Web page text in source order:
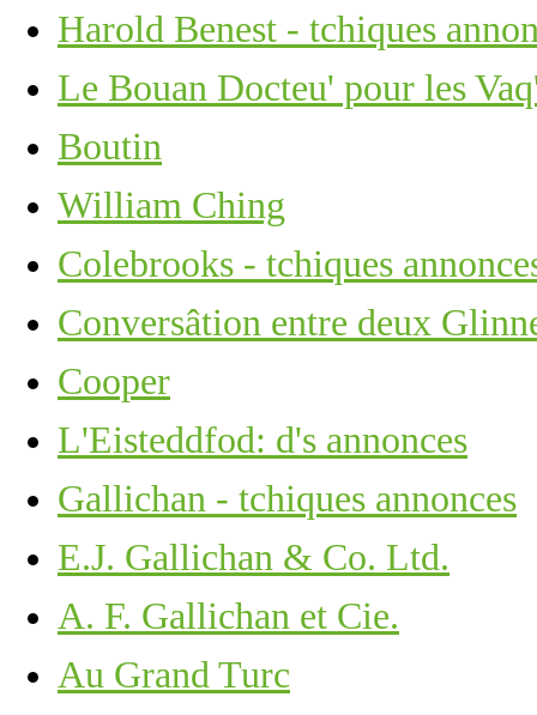
Harold Benest - tchiques
Le Bouan Docteu' pour les
Boutin
William Ching
Colebrooks - tchiques
Conversâtion entre deux
Cooper
L'Eisteddfod: d's annonces
Gallichan - tchiques annonces
E.J. Gallichan & Co. Ltd.
A. F. Gallichan et Cie.
Au Grand Turc